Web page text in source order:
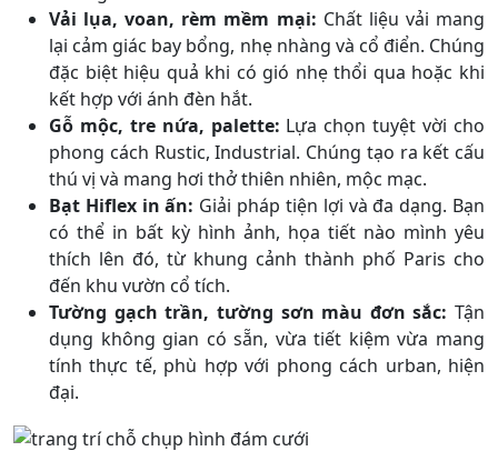
Vải lụa, voan, rèm mềm mại: Chất liệu vải mang
lại cảm giác bay bổng, nhẹ nhàng và cổ điển. Chúng
đặc biệt hiệu quả khi có gió nhẹ thổi qua hoặc khi
kết hợp với ánh đèn hắt.
Gỗ mộc, tre nứa, palette: Lựa chọn tuyệt vời cho
phong cách Rustic, Industrial. Chúng tạo ra kết cấu
thú vị và mang hơi thở thiên nhiên, mộc mạc.
Bạt Hiflex in ấn: Giải pháp tiện lợi và đa dạng. Bạn
có thể in bất kỳ hình ảnh, họa tiết nào mình yêu
thích lên đó, từ khung cảnh thành phố Paris cho
đến khu vườn cổ tích.
Tường gạch trần, tường sơn màu đơn sắc: Tận
dụng không gian có sẵn, vừa tiết kiệm vừa mang
tính thực tế, phù hợp với phong cách urban, hiện
đại.